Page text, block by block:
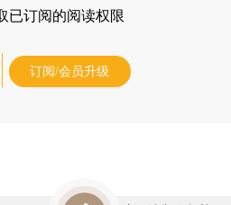
已订阅的阅读权限
订阅/会员升级